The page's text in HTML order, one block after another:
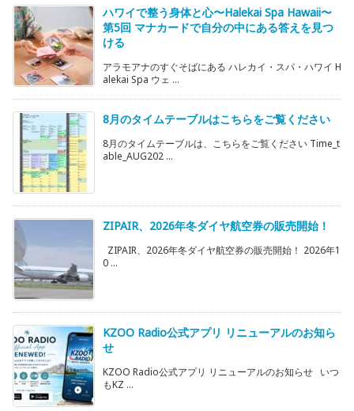
ハワイで整う身体と心〜Halekai Spa Hawaii〜
第5回 マナカードで自分の中にある答えを見つ
ける
アラモアナのすぐそばにある ハレカイ・スパ・ハワイ H
alekai Spa ウェ ...
8月のタイムテーブルはこちらをご覧ください
8月のタイムテーブルは、こちらをご覧ください Time_t
able_AUG202 ...
ZIPAIR、2026年冬ダイヤ航空券の販売開始！
ZIPAIR、2026年冬ダイヤ航空券の販売開始！ 2026年1
0 ...
KZOO Radio公式アプリ リニューアルのお知ら
せ
KZOO Radio公式アプリ リニューアルのお知らせ いつ
もKZ ...